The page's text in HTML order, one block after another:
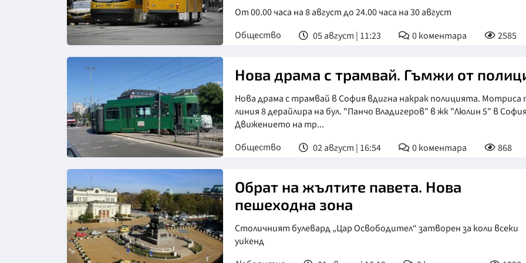
Снимка: БГНЕС
От 00.00 часа на 8 август до 24.00 часа на 30 август
Общество
05 август | 11:23 0коментара 2585
Нова драма с трамвай. Гъмжи от
Нова драма с трамвай в София вдигна накрак полицията. Мотриса
линия 8 дерайлира на бул. "Панчо Владигеров" в жк "Люлин 5" в
Движението на тр...
Общество
02 август | 16:54 0коментара 868
Обрат на жълтите павета. Нова
пешеходна зона
Столичният булевард „Цар Освободител“ затворен за коли всеки
уикенд